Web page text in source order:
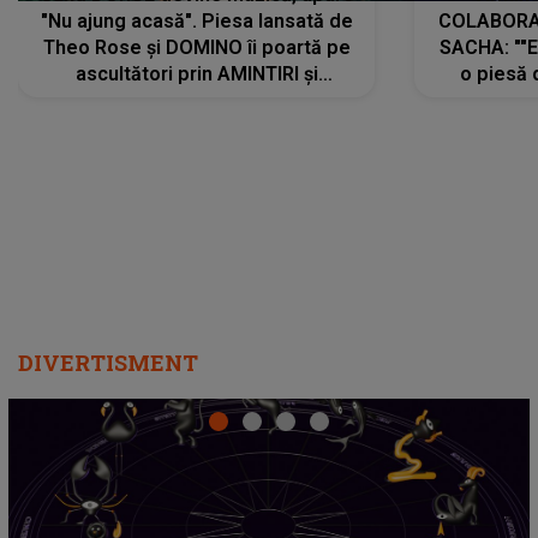
"Nu ajung acasă". Piesa lansată de
Theo Rose și DOMINO îi poartă pe
ascultători prin AMINTIRI și
SACHA:
o piesă
DIVERTISMENT